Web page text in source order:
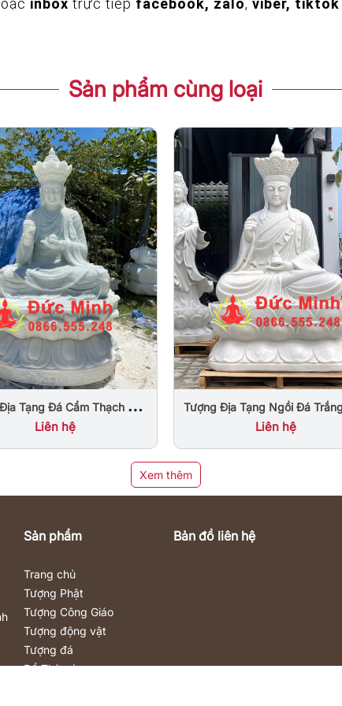
inbox trực tiếp facebook, zalo, viber, tiktok
Sản phẩm cùng loại
Tạng Đá Cẩm Thạch Cao
1m
Liên hệ
Tượng Địa Tạng Ngồi Đá Trắng
Nước Đà Nẵng
Liên hệ
Xem thêm
Sản phẩm
Trang chủ
Tượng Phật
Tượng Công Giáo
Tượng động vật
Tượng đá
Đồ Thờ cúng
Bản đồ liên hệ